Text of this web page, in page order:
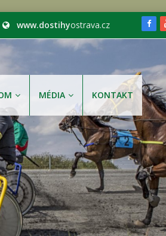
www.dostihyostrava.cz
MÉDIA KONTAKT